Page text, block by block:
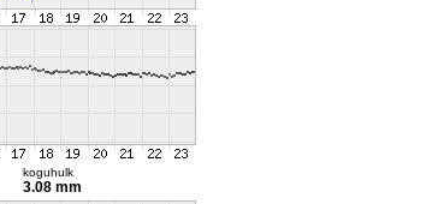
koguhulk
3.08 mm